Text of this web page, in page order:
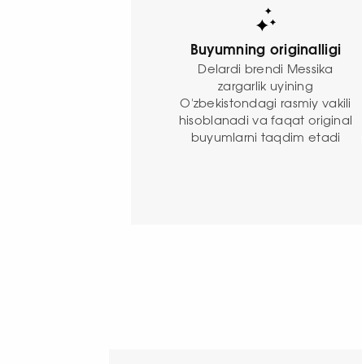
Buyumning originalligi
Delardi brendi Messika
zargarlik uyining
O'zbekistondagi rasmiy vakili
hisoblanadi va faqat original
buyumlarni taqdim etadi